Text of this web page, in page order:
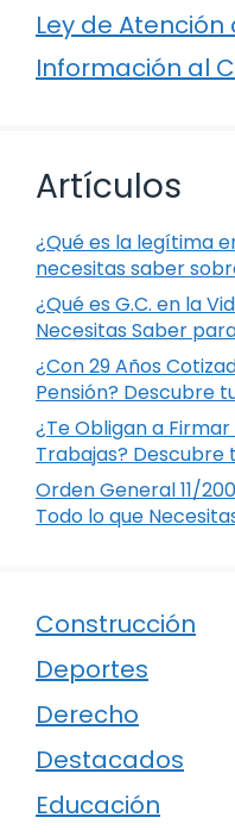
Ley de Atención
Información al
Artículos
¿Qué es la legítima
necesitas saber
¿Qué es G.C. en la
Necesitas Saber
¿Con 29 Años
Pensión? Descubre
¿Te Obligan a
Trabajas? Descubre
Orden General 11/
Todo lo que
Construcción
Deportes
Derecho
Destacados
Educación